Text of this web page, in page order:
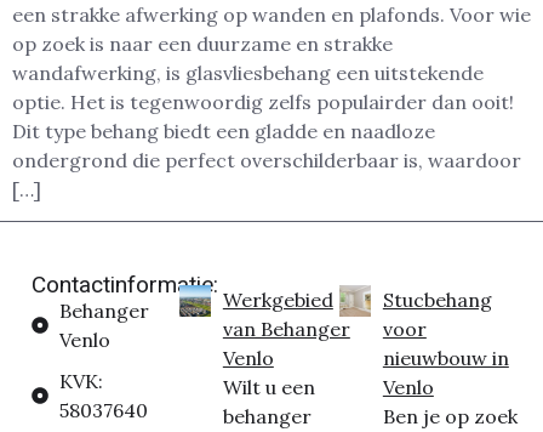
een strakke afwerking op wanden en plafonds. Voor wie
op zoek is naar een duurzame en strakke
wandafwerking, is glasvliesbehang een uitstekende
optie. Het is tegenwoordig zelfs populairder dan ooit!
Dit type behang biedt een gladde en naadloze
ondergrond die perfect overschilderbaar is, waardoor
[…]
Contactinformatie:
Behanger
Venlo
KVK:
58037640
Werkgebied
van Behanger
Venlo
Wilt u een
behanger
Stucbehang
voor
nieuwbouw in
Venlo
Ben je op zoek